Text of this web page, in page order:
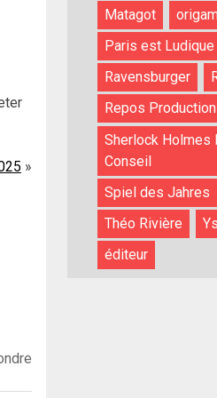
Matagot
Paris est Ludique
Ravensburger
Repos Production
Sherlock Holmes
Conseil
Spiel des Jahres
Théo Rivière
éditeur